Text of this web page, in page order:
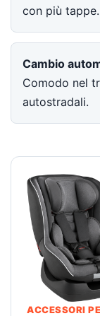
con più tappe.
Cambio
Comodo nel
autostradali.
ACCESSORI